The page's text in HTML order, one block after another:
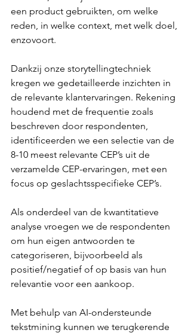
een product gebruikten, om welke
reden, in welke context, met welk doel,
enzovoort.
Dankzij onze storytellingtechniek
kregen we gedetailleerde inzichten in
de relevante klantervaringen. Rekening
houdend met de frequentie zoals
beschreven door respondenten,
identificeerden we een selectie van de
8-10 meest relevante CEP’s uit de
verzamelde CEP-ervaringen, met een
focus op geslachtsspecifieke CEP’s.
Als onderdeel van de kwantitatieve
analyse vroegen we de respondenten
om hun eigen antwoorden te
categoriseren, bijvoorbeeld als
positief/negatief of op basis van hun
relevantie voor een aankoop.
Met behulp van AI-ondersteunde
tekstmining kunnen we terugkerende